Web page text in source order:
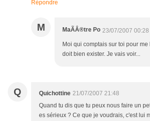
Répondre
M MaÃÂ®tre Po 23/07/2007 00:28
Moi qui comptais sur toi pour
doit bien exister. Je vais voir...
Q Quichottine 21/07/2007 21:48
Quand tu dis que tu peux nous faire un
es sérieux ? Ce que je voudrais, c'est lui